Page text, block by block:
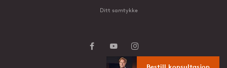
Ditt samtykke